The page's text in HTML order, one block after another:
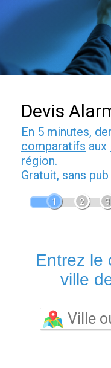
Devis
En 5 minutes,
comparatifs aux
région.
Gratuit, sans
1 2 3
Entrez le
ville